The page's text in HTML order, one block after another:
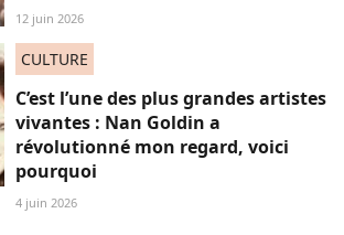
12 juin 2026
CULTURE
C’est l’une des plus grandes artistes
vivantes : Nan Goldin a
révolutionné mon regard, voici
pourquoi
4 juin 2026